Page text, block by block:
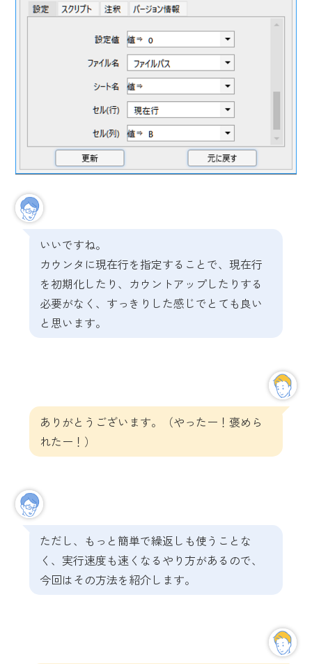
いいですね。
カウンタに現在行を指定することで、現在行
を初期化したり、カウントアップしたりする
必要がなく、すっきりした感じでとても良い
と思います。
ありがとうございます。（やったー！褒めら
れたー！）
ただし、もっと簡単で繰返しも使うことな
く、実行速度も速くなるやり方があるので、
今回はその方法を紹介します。